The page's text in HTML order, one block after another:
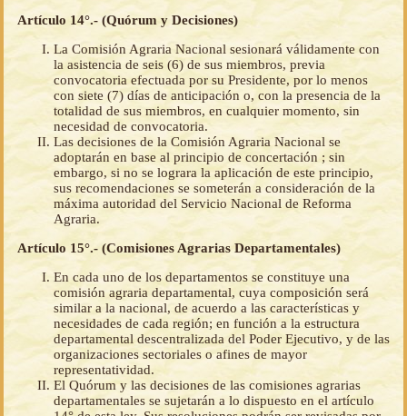
Artículo 14°.- (Quórum y Decisiones)
La Comisión Agraria Nacional sesionará válidamente con
la asistencia de seis (6) de sus miembros, previa
convocatoria efectuada por su Presidente, por lo menos
con siete (7) días de anticipación o, con la presencia de la
totalidad de sus miembros, en cualquier momento, sin
necesidad de convocatoria.
Las decisiones de la Comisión Agraria Nacional se
adoptarán en base al principio de concertación ; sin
embargo, si no se lograra la aplicación de este principio,
sus recomendaciones se someterán a consideración de la
máxima autoridad del Servicio Nacional de Reforma
Agraria.
Artículo 15°.- (Comisiones Agrarias Departamentales)
En cada uno de los departamentos se constituye una
comisión agraria departamental, cuya composición será
similar a la nacional, de acuerdo a las características y
necesidades de cada región; en función a la estructura
departamental descentralizada del Poder Ejecutivo, y de las
organizaciones sectoriales o afines de mayor
representatividad.
El Quórum y las decisiones de las comisiones agrarias
departamentales se sujetarán a lo dispuesto en el artículo